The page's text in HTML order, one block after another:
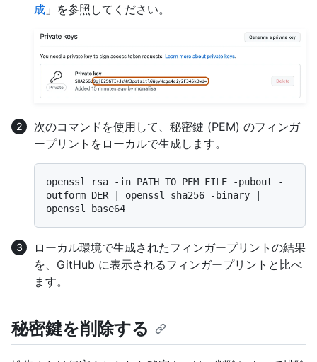
成 」を参照してください。
次のコマンドを使用して、秘密鍵 (PEM) のフィンガ
ープリントをローカルで生成します。
openssl rsa -in PATH_TO_PEM_FILE -pubout -
outform DER | openssl sha256 -binary |
ローカル環境で生成されたフィンガープリントの結果
を、GitHub に表示されるフィンガープリントと比べ
ます。
秘密鍵を削除する